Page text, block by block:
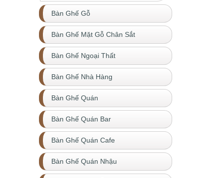
Bàn Ghế Gỗ
Bàn Ghế Mặt Gỗ Chân Sắt
Bàn Ghế Ngoại Thất
Bàn Ghế Nhà Hàng
Bàn Ghế Quán
Bàn Ghế Quán Bar
Bàn Ghế Quán Cafe
Bàn Ghế Quán Nhậu